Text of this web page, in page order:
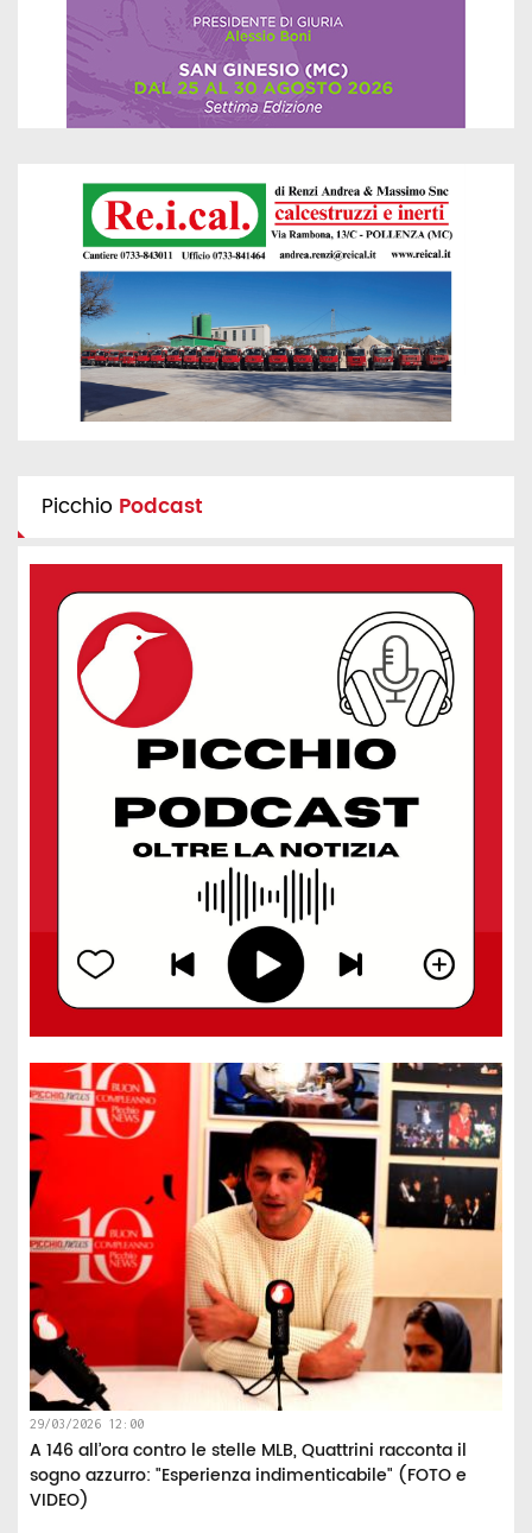
Picchio Podcast
29/03/2026 12:00
A 146 all’ora contro le stelle MLB, Quattrini racconta il
sogno azzurro: "Esperienza indimenticabile" (FOTO e
VIDEO)